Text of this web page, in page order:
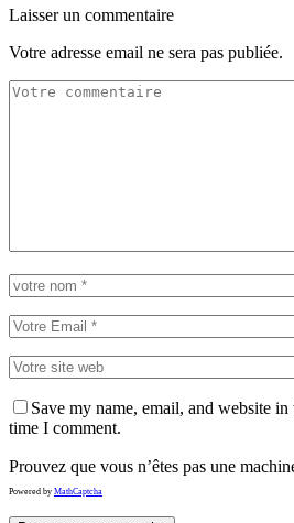
Laisser un commentaire
Votre adresse email ne sera pas publiée.
Save my name, email, and website
time I comment.
Prouvez que vous n’êtes pas une
Powered by MathCaptcha